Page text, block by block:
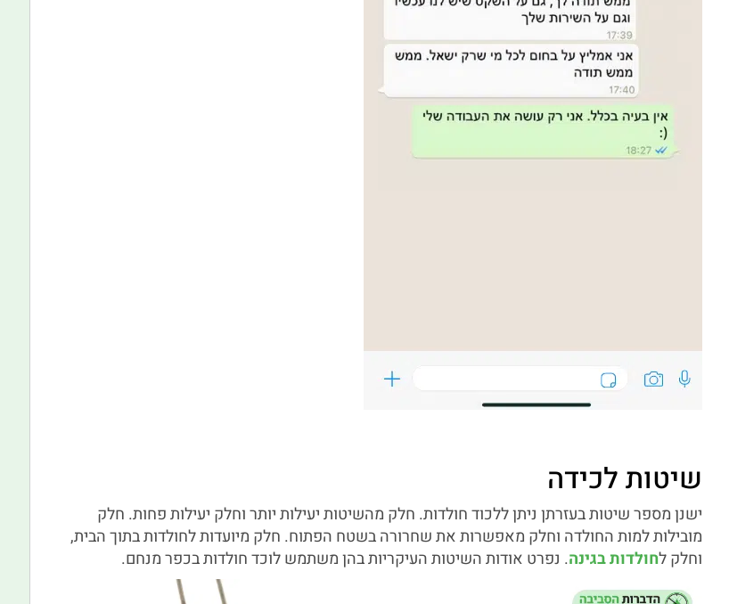
שיטות לכידה
ישנן מספר שיטות בעזרתן ניתן ללכוד חולדות. חלק מהשיטות יעילות יותר וחלק יעילות פחות. חלק
מובילות למות החולדה וחלק מאפשרות את שחרורה בשטח הפתוח. חלק מיועדות לחולדות בתוך הבית,
וחלק לחולדות בגינה. נפרט אודות השיטות העיקריות בהן משתמש לוכד חולדות בכפר מנחם.